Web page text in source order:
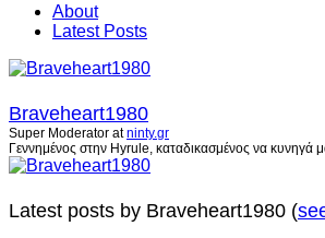
About
Latest Posts
Braveheart1980
Super Moderator atninty.gr
Γεννημένος στην Hyrule, καταδικασμένος να κυνηγά
Latest posts by Braveheart1980 (